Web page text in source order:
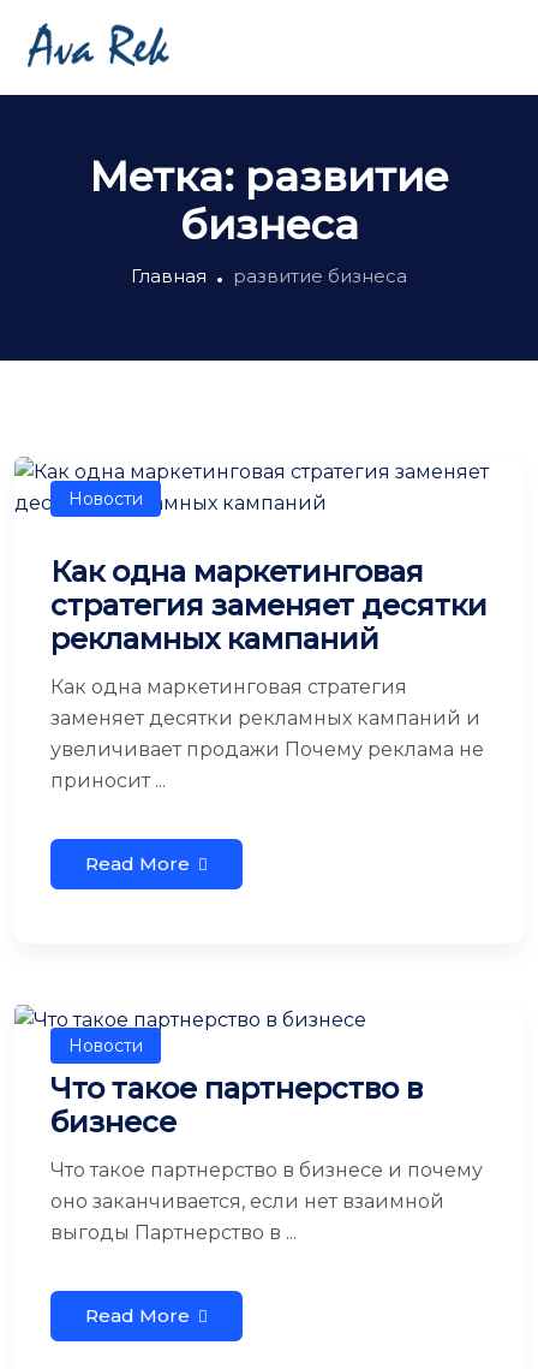
Метка: развитие
бизнеса
Главная развитие бизнеса
Новости
Как одна маркетинговая
стратегия заменяет десятки
рекламных кампаний
Как одна маркетинговая стратегия
заменяет десятки рекламных кампаний и
увеличивает продажи Почему реклама не
приносит ...
Read More
Новости
Что такое партнерство в
бизнесе
Что такое партнерство в бизнесе и почему
оно заканчивается, если нет взаимной
выгоды Партнерство в ...
Read More